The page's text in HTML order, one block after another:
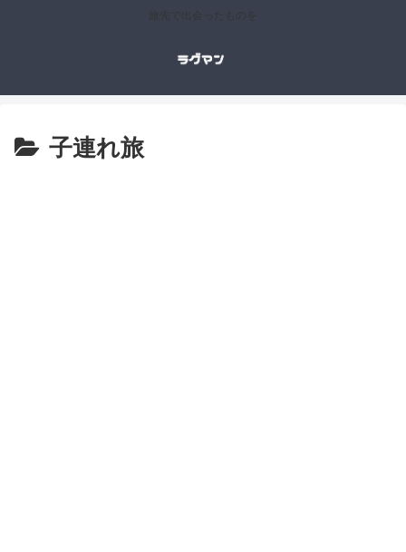
旅先で出会ったものを
子連れ旅